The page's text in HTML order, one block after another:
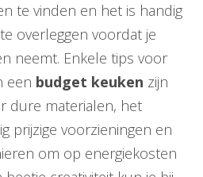
te vinden en het is handig
overleggen voordat je
neemt. Enkele tips voor
een budget keuken zijn
dure materialen, het
prijzige voorzieningen en
om op energiekosten